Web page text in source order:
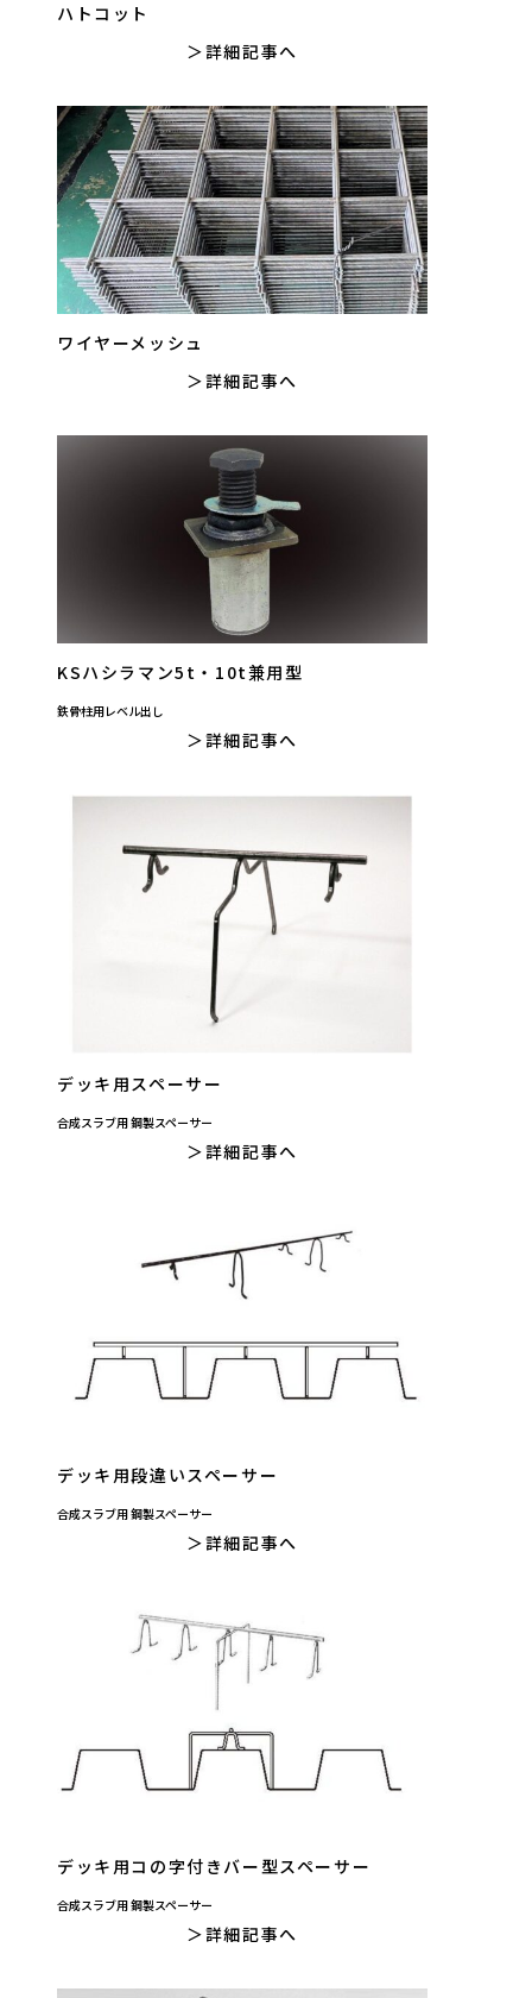
ハトコット
詳細記事へ
ワイヤーメッシュ
詳細記事へ
KSハシラマン5t・10t兼用型
鉄骨柱用レベル出し
詳細記事へ
デッキ用スペーサー
合成スラブ用 鋼製スペーサー
詳細記事へ
デッキ用段違いスペーサー
合成スラブ用 鋼製スペーサー
詳細記事へ
デッキ用コの字付きバー型スペーサー
合成スラブ用 鋼製スペーサー
詳細記事へ